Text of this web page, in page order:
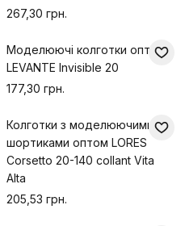
267,30 грн.
Моделюючі колготки оптом
LEVANTE Invisible 20
177,30 грн.
Колготки з моделюючими
шортиками оптом LORES
Corsetto 20-140 collant Vita
Alta
205,53 грн.